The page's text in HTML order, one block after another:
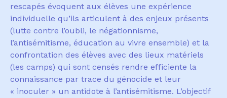
rescapés évoquent aux élèves une expérience
individuelle qu’ils articulent à des enjeux présents
(lutte contre l’oubli, le négationnisme,
l’antisémitisme, éducation au vivre ensemble) et la
confrontation des élèves avec des lieux matériels
(les camps) qui sont censés rendre efficiente la
connaissance par trace du génocide et leur
« inoculer » un antidote à l’antisémitisme. L’objectif